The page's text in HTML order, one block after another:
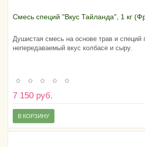
Смесь специй "Вкус Тайланда", 1 кг
Душистая смесь на основе трав и специй
непередаваемый вкус колбасе и сыру.
7 150 руб.
В КОРЗИНУ